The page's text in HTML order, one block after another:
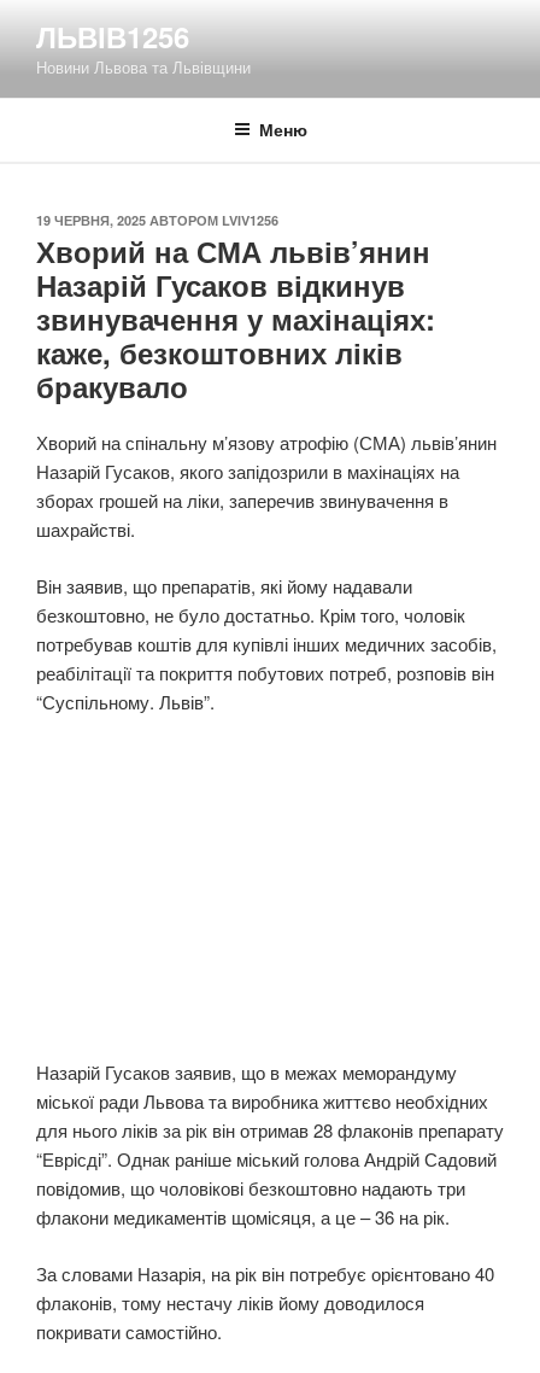
вмісту
ЛЬВІВ1256
Новини Львова та Львівщини
Меню
ОПУБЛІКОВАНО
19 ЧЕРВНЯ, 2025 АВТОРОМ LVIV1256
Хворий на СМА львів’янин
Назарій Гусаков відкинув
звинувачення у махінаціях:
каже, безкоштовних ліків
бракувало
Хворий на спінальну м’язову атрофію (СМА) львів’янин
Назарій Гусаков, якого запідозрили в махінаціях на
зборах грошей на ліки, заперечив звинувачення в
шахрайстві.
Він заявив, що препаратів, які йому надавали
безкоштовно, не було достатньо. Крім того, чоловік
потребував коштів для купівлі інших медичних засобів,
реабілітації та покриття побутових потреб, розповів він
“Суспільному. Львів”.
Назарій Гусаков заявив, що в межах меморандуму
міської ради Львова та виробника життєво необхідних
для нього ліків за рік він отримав 28 флаконів препарату
“Еврісді”. Однак раніше міський голова Андрій Садовий
повідомив, що чоловікові безкоштовно надають три
флакони медикаментів щомісяця, а це – 36 на рік.
За словами Назарія, на рік він потребує орієнтовано 40
флаконів, тому нестачу ліків йому доводилося
покривати самостійно.